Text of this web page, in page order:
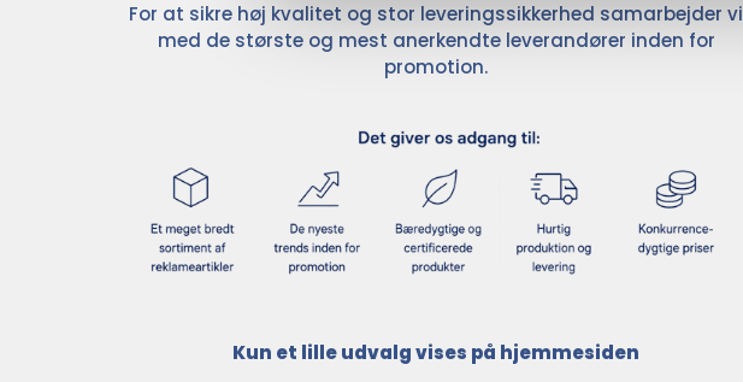
For at sikre høj kvalitet og stor leveringssikkerhed samarbejder vi
med de største og mest anerkendte leverandører inden for
promotion.
Kun et lille udvalg vises på hjemmesiden